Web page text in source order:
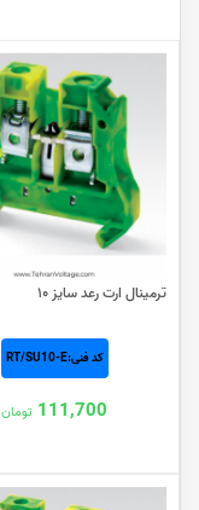
ترمینال ارت رعد سایز ۱۰
کد فنی:RT/SU10-E
111,700 تومان